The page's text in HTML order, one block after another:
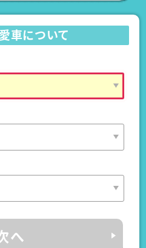
車について
へ